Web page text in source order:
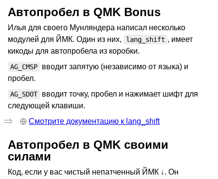
Автопробел в QMK Bonus
Илья для своего Мунляндера написал несколько
модулей для ЙМК. Один из них,
lang_shift , имеет
кикоды для автопробела из коробки.
AG_CMSP
вводит запятую (независимо от языка) и
пробел.
AG_SDOT
вводит точку, пробел и нажимает шифт для
следующей клавиши.
Смотрите документацию к lang_shift
Автопробел в QMK своими
силами
Код, если у вас чистый непатченный ЙМК ↓. Он